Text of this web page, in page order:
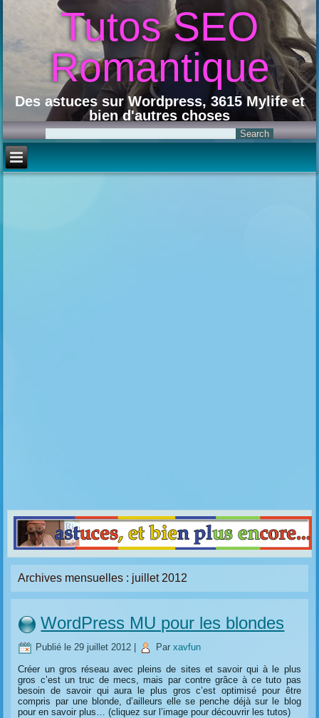
Tutos SEO
Romantique
Des astuces sur Wordpress, 3615 Mylife et
bien d'autres choses
Archives mensuelles : juillet 2012
WordPress MU pour les blondes
Publié le 29 juillet 2012 Par xavfun
Créer un gros réseau avec pleins de sites et savoir qui à le plus
gros c’est un truc de mecs, mais par contre grâce à ce tuto pas
besoin de savoir qui aura le plus gros c’est optimisé pour être
compris par une blonde, d’ailleurs elle se penche déjà sur le blog
pour en savoir plus… (cliquez sur l’image pour découvrir les tutos)